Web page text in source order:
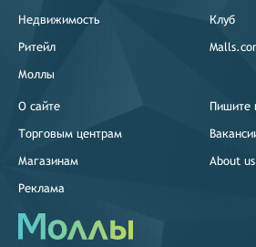
Недвижимость
Ритейл
Моллы
Клуб
О сайте
Торговым центрам
Магазинам
Реклама
Пишите
About us